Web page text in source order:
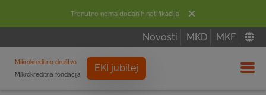
Trenutno nema dodanih notifikacija
Novosti MKD MKF
Mikrokreditno društvo
Mikrokreditna fondacija
EKI jubilej